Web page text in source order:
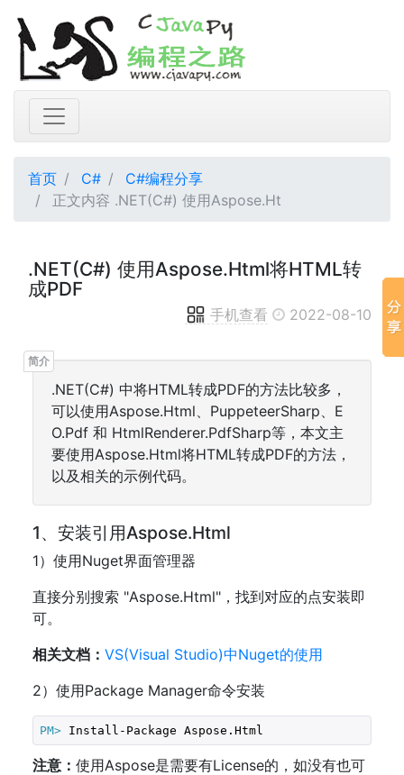
首页 C#
C#编程分享
正文内容 .NET(C#) 使用Aspose.Ht
.NET(C#) 使用Aspose.Html将HTML转
成PDF
手机查看 2022-08-10
.NET(C#) 中将HTML转成PDF的方法比较多，
可以使用Aspose.Html、PuppeteerSharp、E
O.Pdf 和 HtmlRenderer.PdfSharp等，本文主
要使用Aspose.Html将HTML转成PDF的方法，
以及相关的示例代码。
1、安装引用Aspose.Html
1）使用Nuget界面管理器
直接分别搜索 "Aspose.Html"，找到对应的点安装即
可。
相关文档： VS(Visual Studio)中Nuget的使用
2）使用Package Manager命令安装
PM> Install-Package Aspose.Html
注意： 使用Aspose是需要有License的，如没有也可